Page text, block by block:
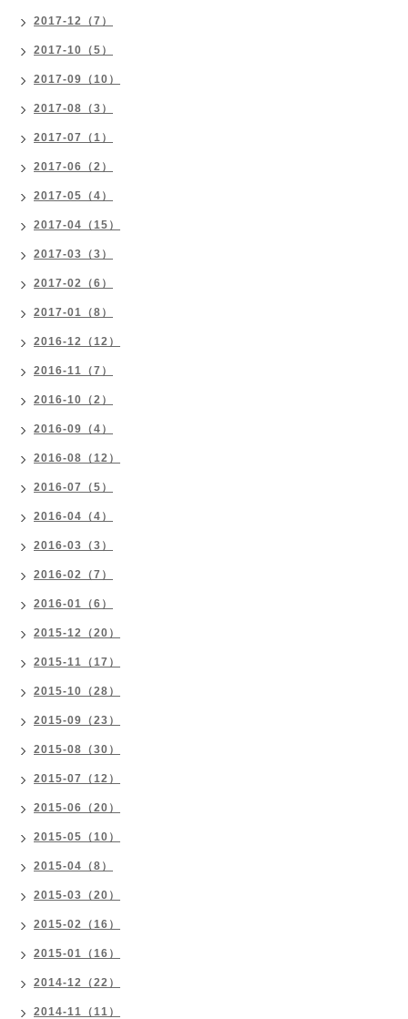
2017-12（7）
2017-10（5）
2017-09（10）
2017-08（3）
2017-07（1）
2017-06（2）
2017-05（4）
2017-04（15）
2017-03（3）
2017-02（6）
2017-01（8）
2016-12（12）
2016-11（7）
2016-10（2）
2016-09（4）
2016-08（12）
2016-07（5）
2016-04（4）
2016-03（3）
2016-02（7）
2016-01（6）
2015-12（20）
2015-11（17）
2015-10（28）
2015-09（23）
2015-08（30）
2015-07（12）
2015-06（20）
2015-05（10）
2015-04（8）
2015-03（20）
2015-02（16）
2015-01（16）
2014-12（22）
2014-11（11）